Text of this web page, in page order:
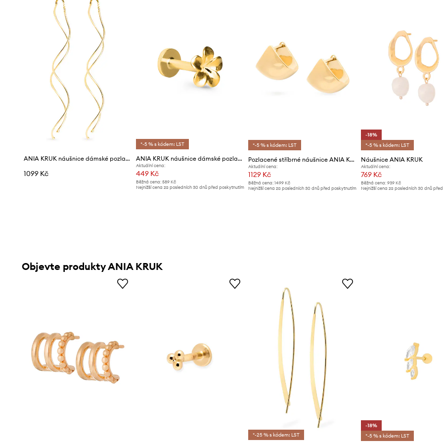
ANIA KRUK náušnice dámské pozlacené stříbrné TRENDY
1099 Kč
*-5 % s kódem: LST
ANIA KRUK náušnice dámské pozlacené kovové ROCK IT
Aktuální cena:
449 Kč
Běžná cena:589 Kč
Nejnižší cena za posledních 30 dnů před poskytnutím
*-5 % s kódem: LST
Pozlacené stříbrné náušnice ANIA KRUK VINTAGE
Aktuální cena:
1129 Kč
Běžná cena: 1499 Kč
Nejnižší cena za posledních 30 dnů před poskytnutím
-18%
*-5 % s kódem: LST
Náušnice ANIA KRUK
Aktuální cena:
769 Kč
Běžná cena: 939 Kč
Nejnižší cena za posledních 30 dnů
Objevte produkty ANIA KRUK
*-25 % s kódem: LST
-18%
*-5 % s kódem: LST